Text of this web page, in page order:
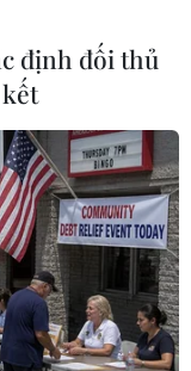
RON95-III
vệ môi trường
định đối thủ